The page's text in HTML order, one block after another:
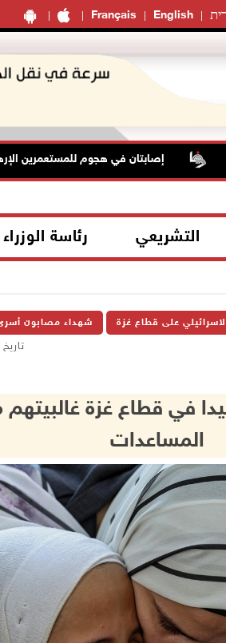
Français English
إصابتان في هجوم للمستعمرين
التشريعي رئاسة الوزراء
على قطاع غزة شهداء مصابون
تاريخ النشر:
ساعة: 90 شهيدا في قطاع غزة
المساعدات